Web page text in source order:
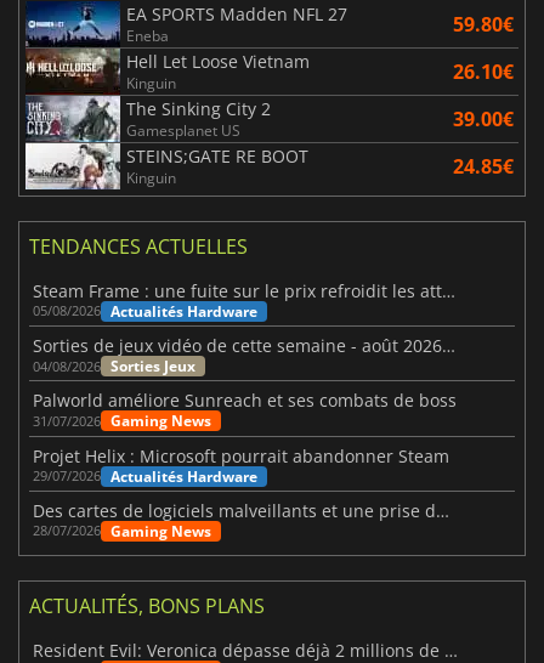
EA SPORTS Madden NFL 27
Eneba 59.80€
Hell Let Loose Vietnam
Kinguin 26.10€
The Sinking City 2
Gamesplanet US 39.00€
STEINS;GATE RE BOOT
Kinguin 24.85€
TENDANCES ACTUELLES
Steam Frame : une fuite sur le prix refroidit les attentes VR
05/08/2026 Actualités Hardware
Sorties de jeux vidéo de cette semaine - août 2026 (semaine 32)
04/08/2026 Sorties Jeux
Palworld améliore Sunreach et ses combats de boss
31/07/2026 Gaming News
Projet Helix : Microsoft pourrait abandonner Steam
29/07/2026 Actualités Hardware
Des cartes de logiciels malveillants et une prise de contrôle de Discord ont touché Meccha Chameleon
28/07/2026 Gaming News
ACTUALITÉS, BONS PLANS
Resident Evil: Veronica dépasse déjà 2 millions de wishlists